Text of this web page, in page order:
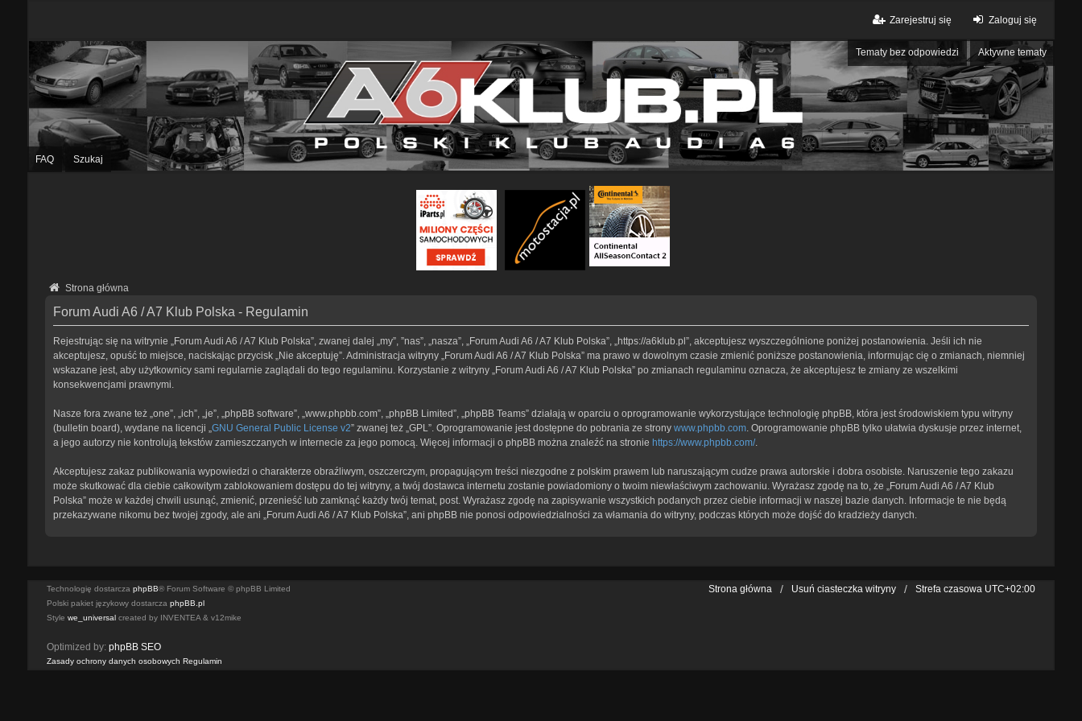
Zaloguj się
Zarejestruj się
Tematy bez odpowiedzi Aktywne tematy
FAQ Szukaj
Strona główna
Forum Audi A6 / A7 Klub Polska - Regulamin
Rejestrując się na witrynie „Forum Audi A6 / A7 Klub Polska”, zwanej dalej „my”, ”nas”, „nasza”, „Forum Audi A6 / A7 Klub Polska”, „https://a6klub.pl”, akceptujesz wyszczególnione poniżej postanowienia. Jeśli ich nie
akceptujesz, opuść to miejsce, naciskając przycisk „Nie akceptuję”. Administracja witryny „Forum Audi A6 / A7 Klub Polska” ma prawo w dowolnym czasie zmienić poniższe postanowienia, informując cię o zmianach, niemniej
wskazane jest, aby użytkownicy sami regularnie zaglądali do tego regulaminu. Korzystanie z witryny „Forum Audi A6 / A7 Klub Polska” po zmianach regulaminu oznacza, że akceptujesz te zmiany ze wszelkimi
konsekwencjami prawnymi.
Nasze fora zwane też „one”, „ich”, „je”, „phpBB software”, „www.phpbb.com”, „phpBB Limited”, „phpBB Teams” działają w oparciu o oprogramowanie wykorzystujące technologię phpBB, która jest środowiskiem typu witryny
(bulletin board), wydane na licencji „GNU General Public License v2” zwanej też „GPL”. Oprogramowanie jest dostępne do pobrania ze strony www.phpbb.com. Oprogramowanie phpBB tylko ułatwia dyskusje przez internet,
a jego autorzy nie kontrolują tekstów zamieszczanych w internecie za jego pomocą. Więcej informacji o phpBB można znaleźć na stronie https://www.phpbb.com/.
Akceptujesz zakaz publikowania wypowiedzi o charakterze obraźliwym, oszczerczym, propagującym treści niezgodne z polskim prawem lub naruszającym cudze prawa autorskie i dobra osobiste. Naruszenie tego zakazu
może skutkować dla ciebie całkowitym zablokowaniem dostępu do tej witryny, a twój dostawca internetu zostanie powiadomiony o twoim niewłaściwym zachowaniu. Wyrażasz zgodę na to, że „Forum Audi A6 / A7 Klub
Polska” może w każdej chwili usunąć, zmienić, przenieść lub zamknąć każdy twój temat, post. Wyrażasz zgodę na zapisywanie wszystkich podanych przez ciebie informacji w naszej bazie danych. Informacje te nie będą
przekazywane nikomu bez twojej zgody, ale ani „Forum Audi A6 / A7 Klub Polska”, ani phpBB nie ponosi odpowiedzialności za włamania do witryny, podczas których może dojść do kradzieży danych.
Strona główna Usuń ciasteczka witryny Strefa czasowa UTC+02:00
Technologię dostarcza phpBB® Forum Software © phpBB Limited
Polski pakiet językowy dostarcza phpBB.pl
Style we_universalcreated by INVENTEA & v12mike
Optimized by: phpBB SEO
Zasady ochrony danych osobowych Regulamin